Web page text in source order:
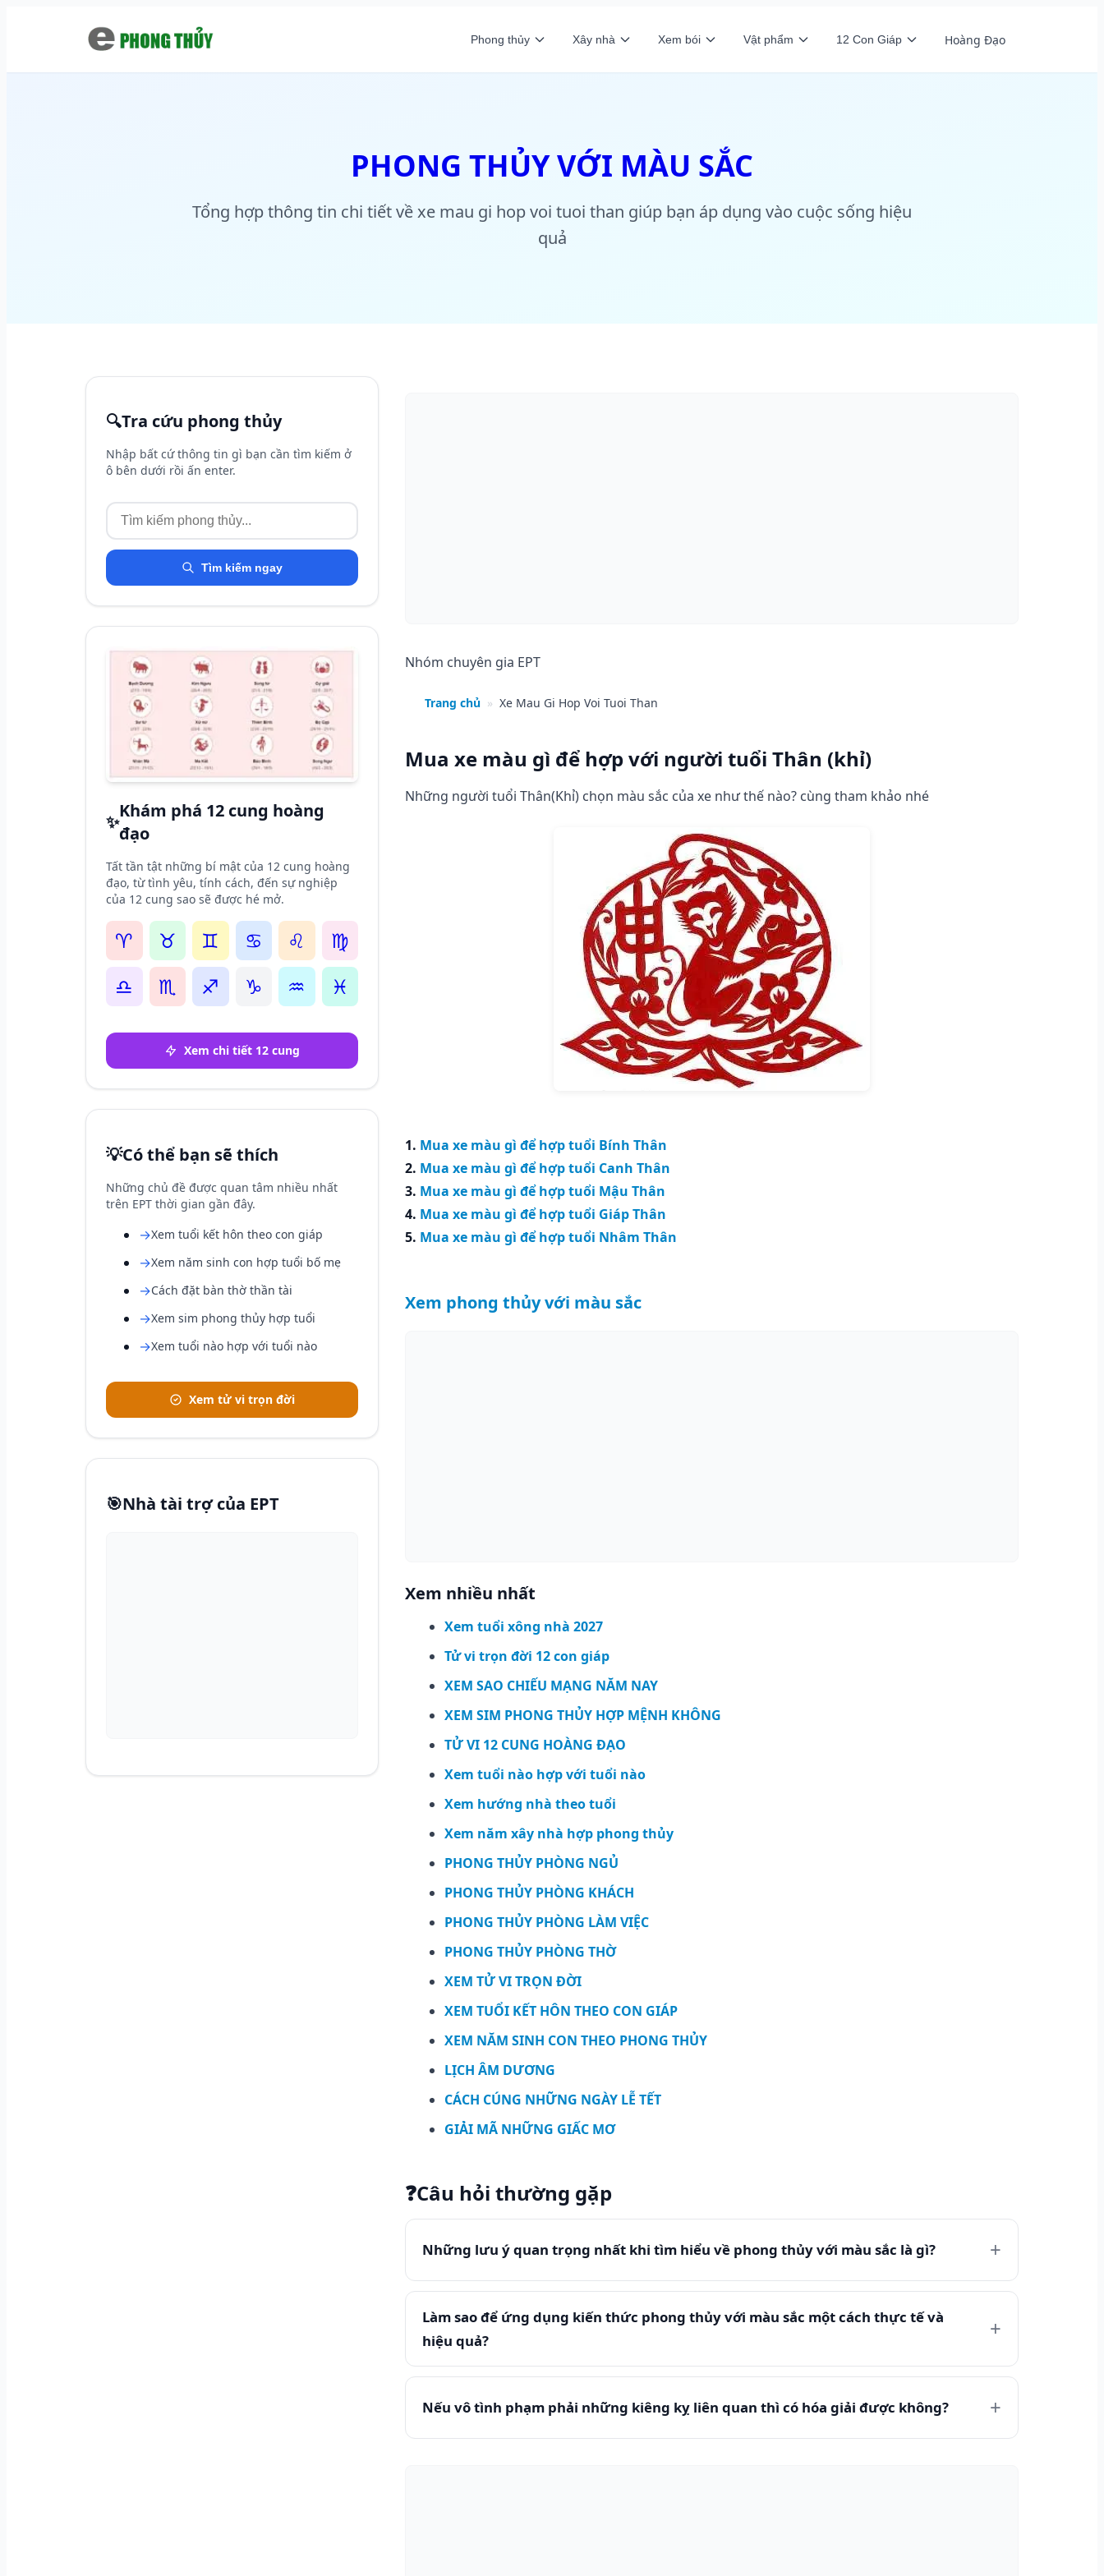
Phong thủy Xây nhà Xem bói Vật phẩm 12 Con Giáp Hoàng Đạo
PHONG THỦY VỚI MÀU SẮC
Tổng hợp thông tin chi tiết về xe mau gi hop voi tuoi than giúp bạn áp dụng vào cuộc sống hiệu
quả
🔍Tra cứu phong thủy
Nhập bất cứ thông tin gì bạn cần tìm kiếm ở
ô bên dưới rồi ấn enter.
Tìm kiếm ngay
✨
Khám phá 12 cung hoàng
đạo
Tất tần tật những bí mật của 12 cung hoàng
đạo, từ tình yêu, tính cách, đến sự nghiệp
của 12 cung sao sẽ được hé mở.
♈ ♉ ♊ ♋ ♌
♍
♎
♏ ♐ ♑ ♒ ♓
Xem chi tiết 12 cung
💡Có thể bạn sẽ thích
Những chủ đề được quan tâm nhiều nhất
trên EPT thời gian gần đây.
→Xem tuổi kết hôn theo con giáp
→Xem năm sinh con hợp tuổi bố mẹ
→Cách đặt bàn thờ thần tài
→Xem sim phong thủy hợp tuổi
→Xem tuổi nào hợp với tuổi nào
Xem tử vi trọn đời
🎯Nhà tài trợ của EPT
Nhóm chuyên gia EPT
Trang chủ » Xe Mau Gi Hop Voi Tuoi Than
Mua xe màu gì để hợp với người tuổi Thân (khỉ)
Những người tuổi Thân(Khỉ) chọn màu sắc của xe như thế nào? cùng tham khảo nhé
1. Mua xe màu gì để hợp tuổi Bính Thân
2. Mua xe màu gì để hợp tuổi Canh Thân
3. Mua xe màu gì để hợp tuổi Mậu Thân
4. Mua xe màu gì để hợp tuổi Giáp Thân
5. Mua xe màu gì để hợp tuổi Nhâm Thân
Xem phong thủy với màu sắc
Xem nhiều nhất
Xem tuổi xông nhà 2027
Tử vi trọn đời 12 con giáp
XEM SAO CHIẾU MẠNG NĂM NAY
XEM SIM PHONG THỦY HỢP MỆNH KHÔNG
TỬ VI 12 CUNG HOÀNG ĐẠO
Xem tuổi nào hợp với tuổi nào
Xem hướng nhà theo tuổi
Xem năm xây nhà hợp phong thủy
PHONG THỦY PHÒNG NGỦ
PHONG THỦY PHÒNG KHÁCH
PHONG THỦY PHÒNG LÀM VIỆC
PHONG THỦY PHÒNG THỜ
XEM TỬ VI TRỌN ĐỜI
XEM TUỔI KẾT HÔN THEO CON GIÁP
XEM NĂM SINH CON THEO PHONG THỦY
LỊCH ÂM DƯƠNG
CÁCH CÚNG NHỮNG NGÀY LỄ TẾT
GIẢI MÃ NHỮNG GIẤC MƠ
❓Câu hỏi thường gặp
Những lưu ý quan trọng nhất khi tìm hiểu về phong thủy với màu sắc là gì?
Làm sao để ứng dụng kiến thức phong thủy với màu sắc một cách thực tế và
hiệu quả?
Nếu vô tình phạm phải những kiêng kỵ liên quan thì có hóa giải được không?